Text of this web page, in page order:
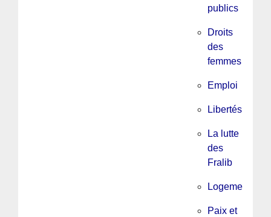
publics
Droits
des
femmes
Emploi
Libertés
La lutte
des
Fralib
Logement
Paix et